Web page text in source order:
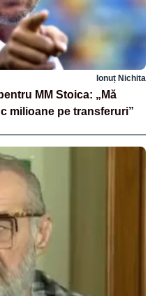
Ionuț Nichita
MM Stoica: „Mă
milioane pe transferuri”